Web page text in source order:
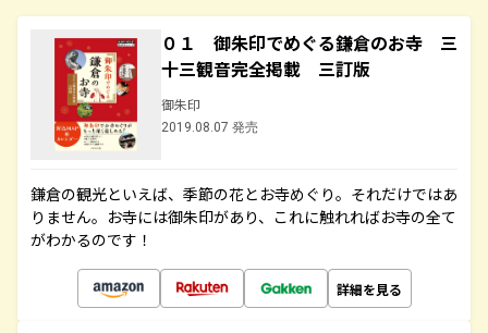
０１ 御朱印でめぐる鎌倉のお寺 三
十三観音完全掲載 三訂版
御朱印
2019.08.07 発売
鎌倉の観光といえば、季節の花とお寺めぐり。それだけではあ
りません。お寺には御朱印があり、これに触れればお寺の全て
がわかるのです！
詳細を見る